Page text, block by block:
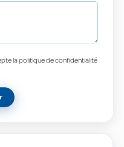
la politique de confidentialité